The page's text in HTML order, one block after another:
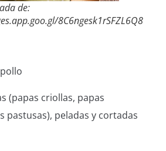
de:
8C6ngesk1rSFZL6Q8
(papas criollas, papas
pastusas), peladas y cortadas